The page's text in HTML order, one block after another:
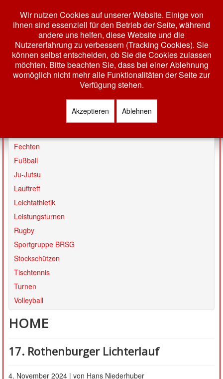
Toggle
VEREIN
GESCHÄFTSSTELLE
VORSTAND
TERMINE
SATZUNG
Fechten
Fußball
Ju-Jutsu
Lauftreff
Leichtathletik
Leistungsturnen
Rugby
Sportgruppe BRSG
Stockschützen
Tischtennis
Turnen
Volleyball
HOME
17. Rothenburger Lichterlauf
4. November 2024 | von Hans Niederhuber
Wir nutzen Cookies auf unserer Website. Einige von
ihnen sind essenziell für den Betrieb der Seite, während
andere uns helfen, diese Website und die
Nutzererfahrung zu verbessern (Tracking Cookies). Sie
können selbst entscheiden, ob Sie die Cookies zulassen
möchten. Bitte beachten Sie, dass bei einer Ablehnung
womöglich nicht mehr alle Funktionalitäten der Seite zur
Verfügung stehen.
Akzeptieren Ablehnen